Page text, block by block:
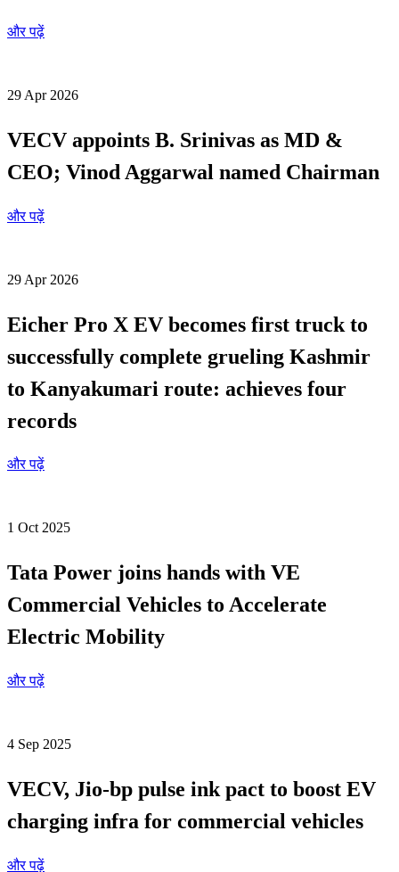
और पढ़ें
29 Apr 2026
VECV appoints B. Srinivas as MD &
CEO; Vinod Aggarwal named Chairman
और पढ़ें
29 Apr 2026
Eicher Pro X EV becomes first truck to
successfully complete grueling Kashmir
to Kanyakumari route: achieves four
records
और पढ़ें
1 Oct 2025
Tata Power joins hands with VE
Commercial Vehicles to Accelerate
Electric Mobility
और पढ़ें
4 Sep 2025
VECV, Jio-bp pulse ink pact to boost EV
charging infra for commercial vehicles
और पढ़ें